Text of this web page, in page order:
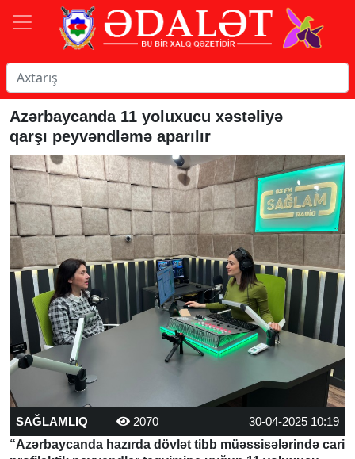
Azərbaycanda 11 yoluxucu xəstəliyə
qarşı peyvəndləmə aparılır
SAĞLAMLIQ 2070
30-04-2025 10:19
“Azərbaycanda hazırda dövlət tibb müəssisələrində cari